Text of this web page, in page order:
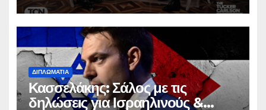
ΔΙΠΛΩΜΑΤΊΑ
Κασσελάκης: Σάλος με τις
δηλώσεις για Ισραηλινούς &